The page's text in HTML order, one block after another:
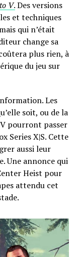
V.Des versions
et techniques
qui n’était
change sa
plus rien, à
du jeu sur
Les
soit, ou de la
pourront passer
Series X|S. Cette
aussi leur
Une annonce qui
Heist pour
attendu cet